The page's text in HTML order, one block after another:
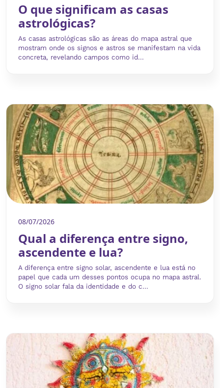
O que significam as casas
astrológicas?
As casas astrológicas são as áreas do mapa astral que
mostram onde os signos e astros se manifestam na vida
concreta, revelando campos como id...
08/07/2026
Qual a diferença entre signo,
ascendente e lua?
A diferença entre signo solar, ascendente e lua está no
papel que cada um desses pontos ocupa no mapa astral.
O signo solar fala da identidade e do c...